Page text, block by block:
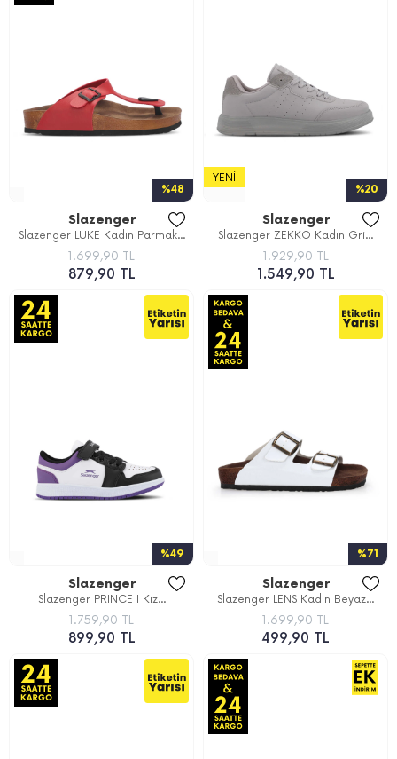
%48
Slazenger
Slazenger LUKE Kadın Parmak...
1.699,90 TL
879,90 TL
%20
YENI
Slazenger
Slazenger ZEKKO Kadın Gri...
1.929,90 TL
1.549,90 TL
%49
Slazenger
Slazenger PRINCE I Kız...
1.759,90 TL
899,90 TL
%71
Slazenger
Slazenger LENS Kadın Beyaz...
1.699,90 TL
499,90 TL